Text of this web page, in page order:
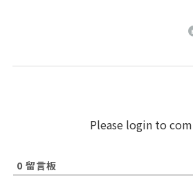
Please login to
0 留言板